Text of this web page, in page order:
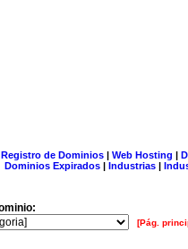
Registro de Dominios| Web Hosting |
Dominios Expirados | Industrias |
[Pág.